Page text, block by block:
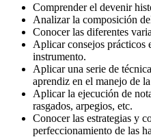
Comprender el devenir
Analizar la composición
Conocer las diferentes
Aplicar consejos prácticos
instrumento.
Aplicar una serie de
aprendiz en el manejo de
Aplicar la ejecución de
rasgados, arpegios, etc.
Conocer las estrategias y
perfeccionamiento de las